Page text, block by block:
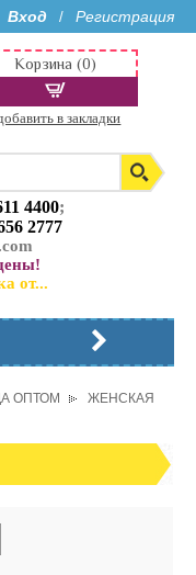
Вход / Регистрация
4400;
2777
от...
Корзина (0)
в закладки
ОПТОМ
ЖЕНСКАЯ